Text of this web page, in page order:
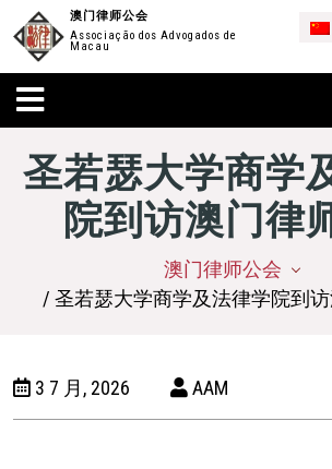
澳门律师公会
Associação dos Advogados de
Macau
圣若瑟大学商学
院到访澳门律
澳门律师公会
/ 圣若瑟大学商学及法律学院到
3 7 月, 2026 AAM